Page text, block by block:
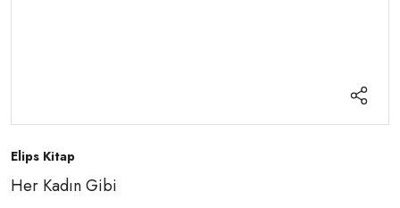
Elips Kitap
Her Kadın Gibi